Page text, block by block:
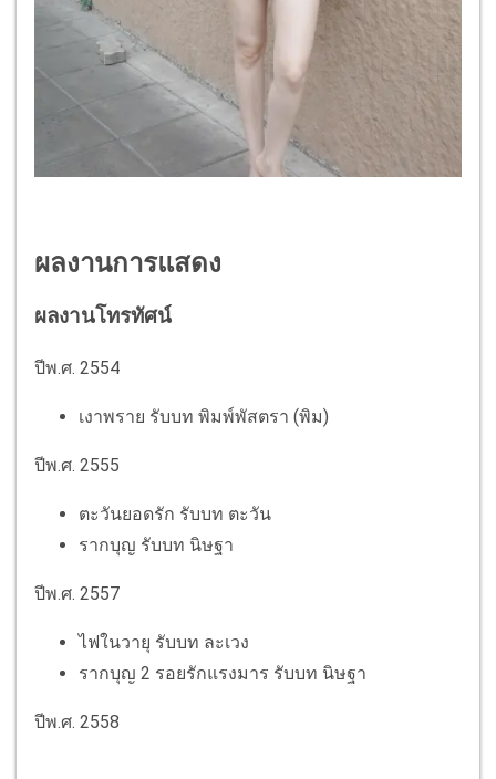
ผลงานการแสดง
ผลงานโทรทัศน์
ปีพ.ศ. 2554
เงาพราย รับบท พิมพ์พัสตรา (พิม)
ปีพ.ศ. 2555
ตะวันยอดรัก รับบท ตะวัน
รากบุญ รับบท นิษฐา
ปีพ.ศ. 2557
ไฟในวายุ รับบท ละเวง
รากบุญ 2 รอยรักแรงมาร รับบท นิษฐา
ปีพ.ศ. 2558